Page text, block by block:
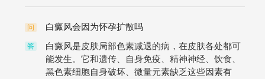
问 白癜风会因为怀孕扩散吗
答
白癜风是皮肤局部色素减退的病，在皮肤各处都可
能发生。它和遗传、自身免疫、精神神经、饮食、
黑色素细胞自身破坏、微量元素缺乏这些因素有